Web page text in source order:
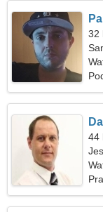
32
44